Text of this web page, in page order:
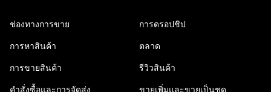
ช่องทางการขาย
การหาสินค้า
การขายสินค้า
คำสั่งซื้อและการจัดส่ง
การดรอปชิป
ตลาด
รีวิวสินค้า
ขายเพิ่มและขายเป็นชุด